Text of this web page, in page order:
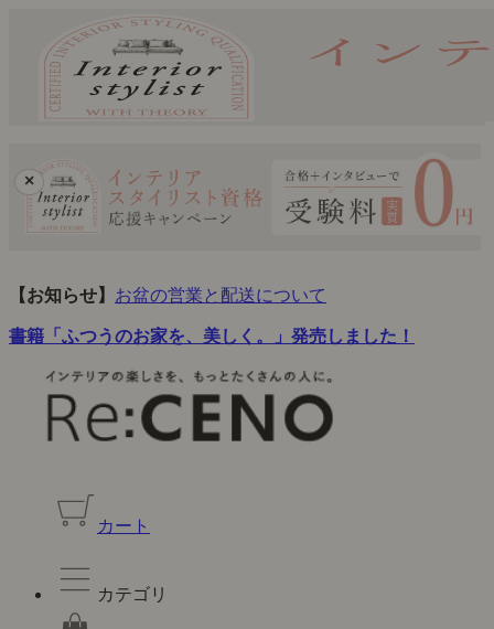
×
【お知らせ】 お盆の営業と配送について
書籍「ふつうのお家を、美しく。」発売しました！
カート
カテゴリ